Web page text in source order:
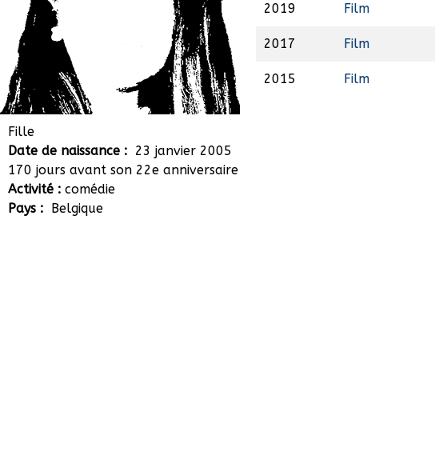
Fantine Harduin
Fille
Date de naissance : 23 janvier 2005
170 jours avant son 22e anniversaire
Activité : comédie
Pays : Belgique
2019 Film
2017 Film
2015 Film